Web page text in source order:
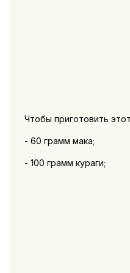
Чтобы приготовить
- 60 грамм мака;
- 100 грамм кураги;